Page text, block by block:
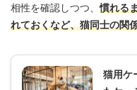
相性を確認しつつ、慣れる
れておくなど、猫同士の関
猫用ケ